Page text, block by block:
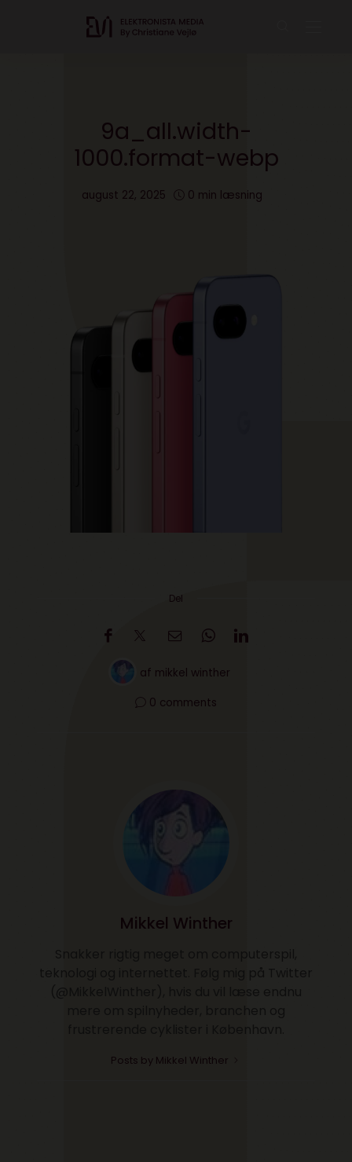
9a_all.width-
1000.format-webp
august 22, 2025 0 min læsning
Del
af mikkel winther
0 comments
Mikkel Winther
Posts by Mikkel Winther